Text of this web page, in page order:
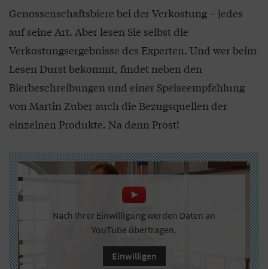
Genossenschaftsbiere bei der Verkostung – jedes
auf seine Art. Aber lesen Sie selbst die
Verkostungsergebnisse des Experten. Und wer beim
Lesen Durst bekommt, findet neben den
Bierbeschreibungen und einer Speiseempfehlung
von Martin Zuber auch die Bezugsquellen der
einzelnen Produkte. Na denn Prost!
Nach Ihrer Einwilligung werden Daten an
YouTube übertragen.
Einwilligen